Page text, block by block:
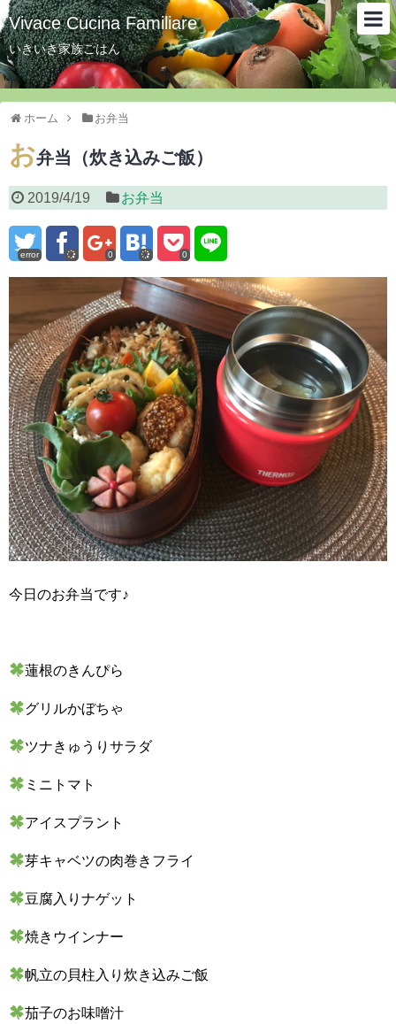
Vivace Cucina Familiare
いきいき家族ごはん
ホーム お弁当
お弁当（炊き込みご飯）
2019/4/19 お弁当
error 0 0
今日のお弁当です♪
蓮根のきんぴら
グリルかぼちゃ
ツナきゅうりサラダ
ミニトマト
アイスプラント
芽キャベツの肉巻きフライ
豆腐入りナゲット
焼きウインナー
帆立の貝柱入り炊き込みご飯
茄子のお味噌汁